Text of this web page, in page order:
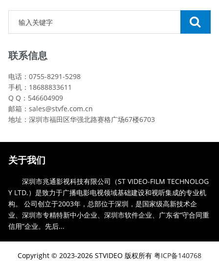
联系信息
电话：0755-8291-5298
手机：18688833611
Q Q：546604909
邮箱：sales@stvfe.com.cn
地址：深圳市福田区华强北路赛格广场67楼6703
关于我们
深圳市兆通影视科技有限公司（ST VIDEO-FILM TECHNOLOG
Y LTD.）是致力于广播电影电视领域基础建设和视听集成的专业机
构。 公司创立于2003年，总部位于深圳，是国家级高新技术企
业、深圳市专精特新中小企业、深圳市软件企业、广东省“守合同重
信用”企业。先后...
Copyright © 2023-2026 STVIDEO 版权所有 粤ICP备140768